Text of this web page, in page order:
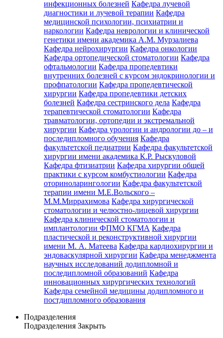
инфекционных болезней Кафедра лучевой
диагностики и лучевой терапии Кафедра
медицинской психологии, психиатрии и
наркологии Кафедра неврологии и клинической
генетики имени академика А.М. Мурзалиева
Кафедра нейрохирургии Кафедра онкологии
Кафедра ортопедической стоматологии Кафедра
офтальмологии Кафедра пропедевтики
внутренних болезней с курсом эндокринологии и
профпатологии Кафедра пропедевтической
хирургии Кафедра пропедевтики детских
болезней Кафедра сестринского дела Кафедра
терапевтической стоматологии Кафедра
травматологии, ортопедии и экстремальной
хирургии Кафедра урологии и андрологии до – и
последипломного обучения Кафедра
факультетской педиатрии Кафедра факультетской
хирургии имени академика К.Р. Рыскуловой
Кафедра фтизиатрии Кафедра хирургии общей
практики с курсом комбустиологии Кафедра
оториноларингологии Кафедра факультетской
терапии имени М.Е.Вольского –
М.М.Миррахимова Кафедра хирургической
стоматологии и челюстно-лицевой хирургии
Кафедра клинической стоматологии и
имплантологии ФПМО КГМА Кафедра
пластической и реконструктивной хирургии
имени М. А. Матеева Кафедра кардиохирургии и
эндоваскулярной хирургии Кафедра менеджмента
научных исследований додипломной и
последипломной образований Кафедра
инновационных хирургических технологий
Кафедра семейной медицины додипломного и
постдипломного образования
Подразделения
Подразделения Закрыть